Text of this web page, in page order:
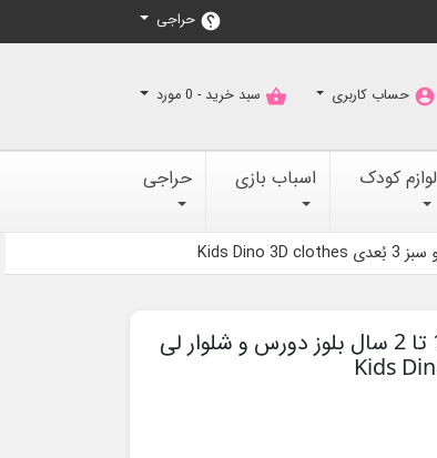
help حراجی
account_circle حساب کاربری shopping_basket سبد خرید - 0 مورد
لوازم کودک اسباب بازی حراجی
لباس مجلسی اسپرت بچه گانه 1 تا 2 سال بلوز دورس و شلوار لی